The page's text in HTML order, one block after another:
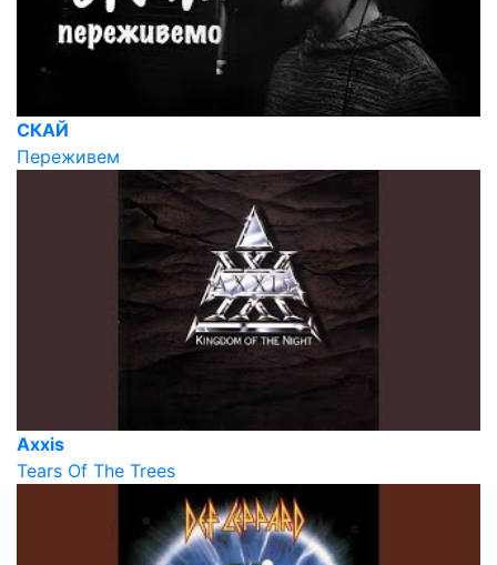
СКАЙ
Переживем
Axxis
Tears Of The Trees